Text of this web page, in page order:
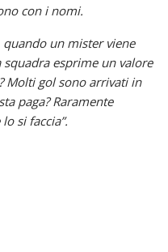
con i nomi.
quando un mister viene
esprime un valore
Molti gol sono arrivati in
paga? Raramente
si faccia”.